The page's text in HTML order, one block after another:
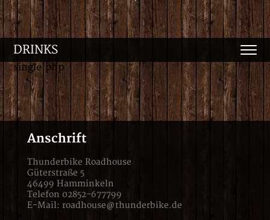
DRINKS
single.php
Anschrift
Thunderbike Roadhouse
Güterstraße 5
46499 Hamminkeln
Telefon 02852-677799
E-Mail: roadhouse@thunderbike.de